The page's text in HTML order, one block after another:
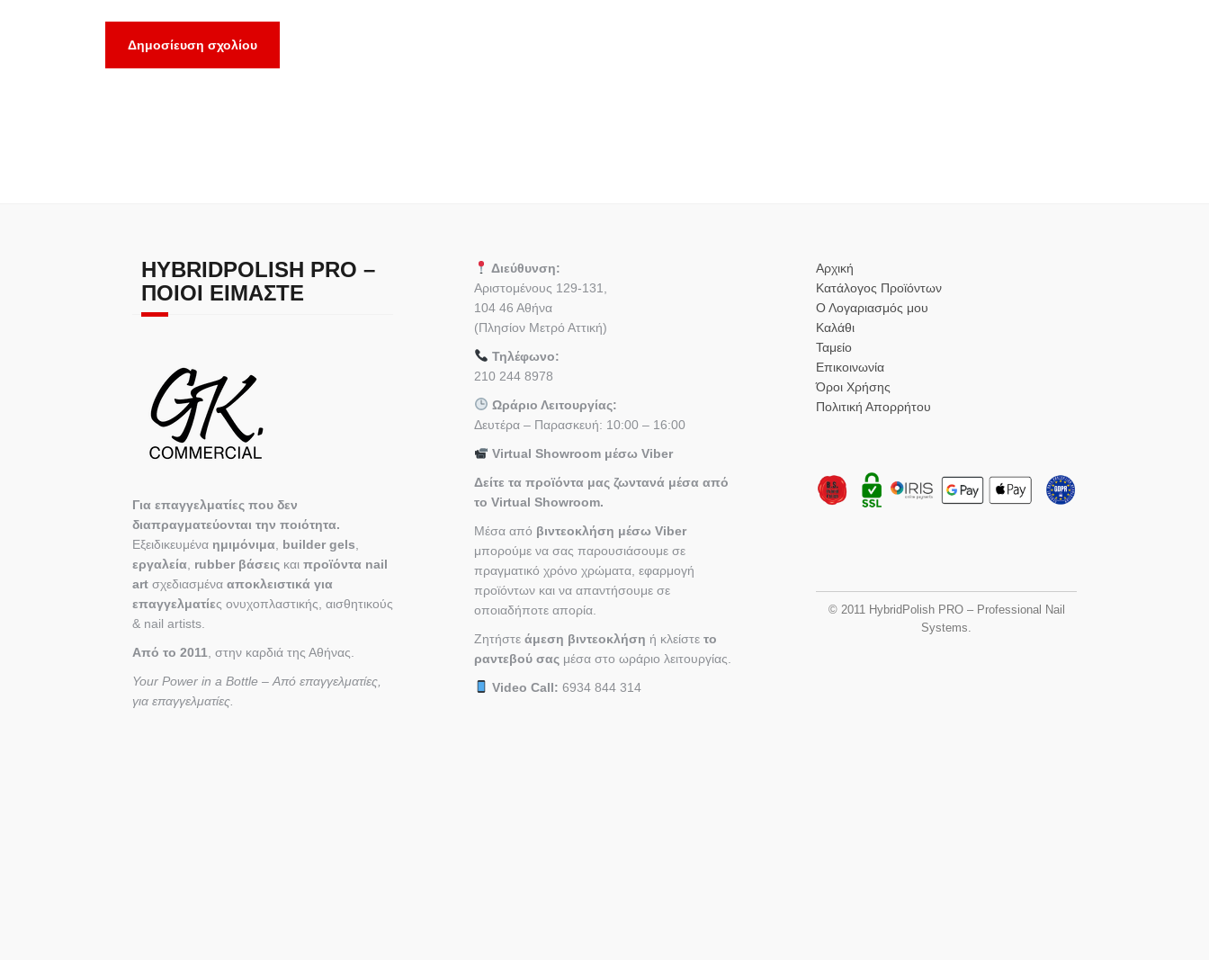
HYBRIDPOLISH PRO –
ΠΟΙΟΙ ΕΊΜΑΣΤΕ
Για επαγγελματίες που δεν
διαπραγματεύονται την ποιότητα.
Εξειδικευμένα ημιμόνιμα builder gels
εργαλεία rubber βάσεις και προϊόντα nail
art σχεδιασμένα αποκλειστικά για
επαγγελματίες ονυχοπλαστικής, αισθητικούς
& nail artists.
Από το 2011 , στην καρδιά της Αθήνας.
Your Power in a Bottle – Από επαγγελματίες,
για επαγγελματίες.
Διεύθυνση:
Αριστομένους 129-131,
104 46 Αθήνα
(Πλησίον Μετρό Αττική)
Τηλέφωνο:
210 244 8978
Ωράριο Λειτουργίας:
Δευτέρα – Παρασκευή: 10:00 – 16:00
Virtual Showroom μέσω Viber
Δείτε τα προϊόντα μας ζωντανά μέσα από
το Virtual Showroom.
Μέσα από βιντεοκλήση μέσω Viber
μπορούμε να σας παρουσιάσουμε σε
πραγματικό χρόνο χρώματα, εφαρμογή
προϊόντων και να απαντήσουμε σε
οποιαδήποτε απορία.
Ζητήστε άμεση βιντεοκλήση ή κλείστε το
ραντεβού σας μέσα στο ωράριο λειτουργίας.
Video Call: 6934 844 314
Αρχική
Κατάλογος Προϊόντων
Ο Λογαριασμός μου
Καλάθι
Ταμείο
Επικοινωνία
Όροι Χρήσης
Πολιτική Απορρήτου
© 2011 HybridPolish PRO – Professional Nail
Systems.